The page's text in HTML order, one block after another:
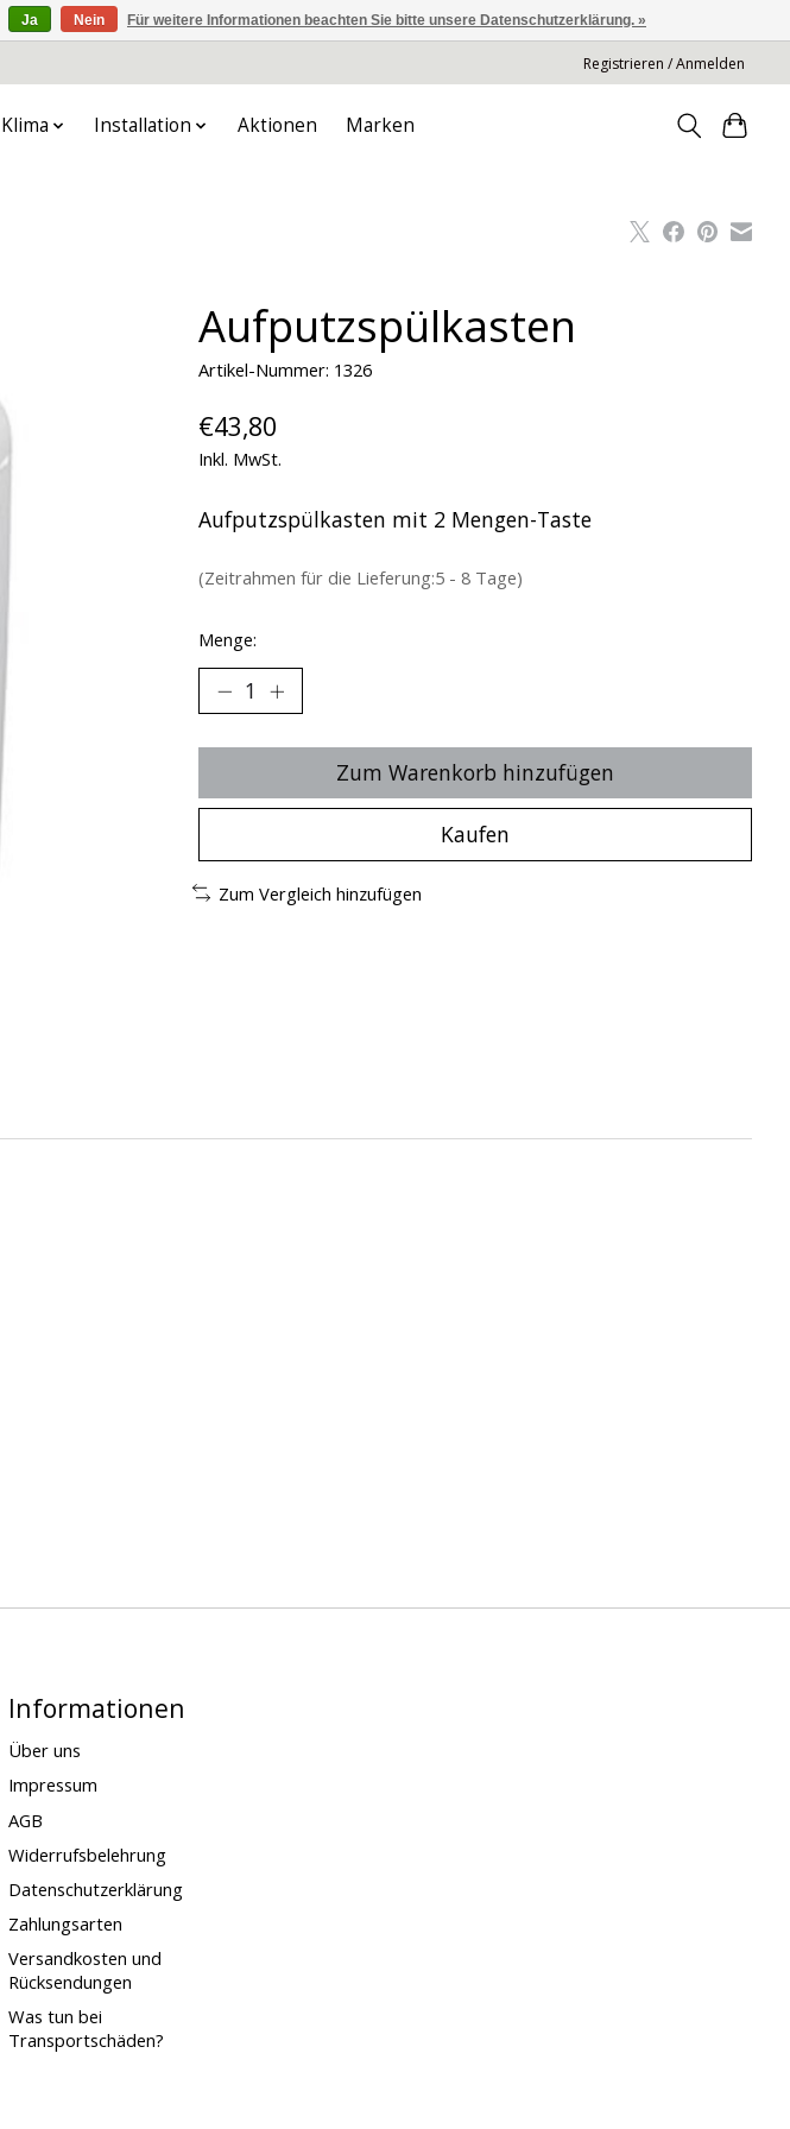
Registrieren / Anmelden
Klima Installation Aktionen Marken
Aufputzspülkasten
Artikel-Nummer: 1326
€43,80
Inkl. MwSt.
Aufputzspülkasten mit 2 Mengen-Taste
(Zeitrahmen für die Lieferung:5 - 8 Tage)
Menge:
Zum Warenkorb hinzufügen
Kaufen
Zum Vergleich hinzufügen
Informationen
Über uns
Impressum
AGB
Widerrufsbelehrung
Datenschutzerklärung
Zahlungsarten
Versandkosten und
Rücksendungen
Was tun bei
Transportschäden?
Ja Nein Für weitere Informationen beachten Sie bitte unsere Datenschutzerklärung. »